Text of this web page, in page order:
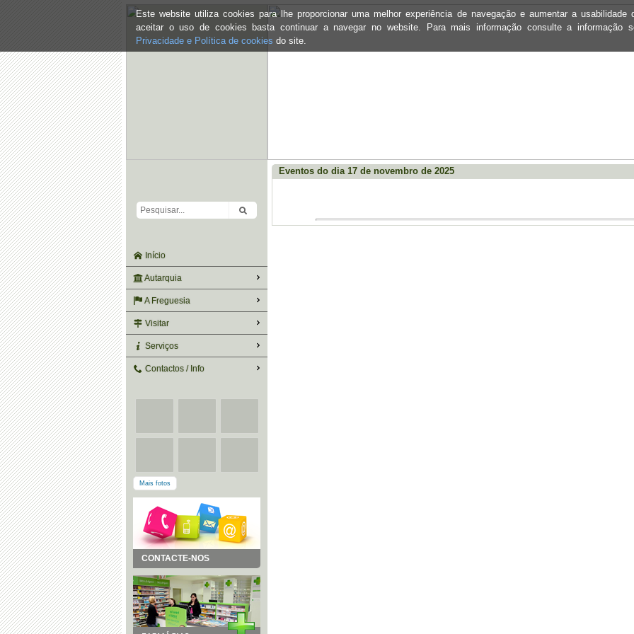
Este website utiliza cookies para lhe proporcionar uma melhor experiência de navegação e aumentar a usabilidade
aceitar o uso de cookies basta continuar a navegar no website. Para mais informação consulte a informação
Privacidade e Política de cookies do site.
Início
Autarquia
A Freguesia
Visitar
Serviços
Contactos / Info
Mais fotos
CONTACTE-NOS
Eventos do dia 17 de novembro de 2025